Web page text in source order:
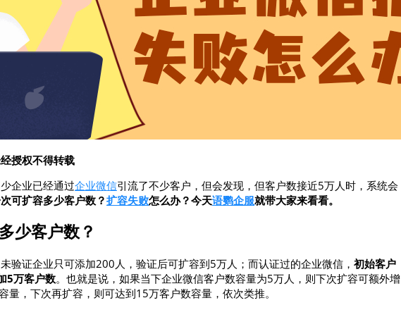
授权不得转载
企业已经通过企业微信引流了不少客户，但会发现，但客户数接近5万人时，系统会
可扩容多少客户数？扩容失败怎么办？今天语鹦企服就带大家来看看。
少客户数？
验证企业只可添加200人，验证后可扩容到5万人；而认证过的企业微信， 初始客户
5万客户数。也就是说，如果当下企业微信客户数容量为5万人，则下次扩容可额外增
量，下次再扩容，则可达到15万客户数容量，依次类推。